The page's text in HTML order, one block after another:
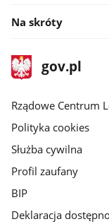
Na skróty
stopka
gov.plStrona
gov.pl
Rządowe Centrum
Polityka cookies
Służba cywilna
Profil zaufany
BIP
Deklaracja